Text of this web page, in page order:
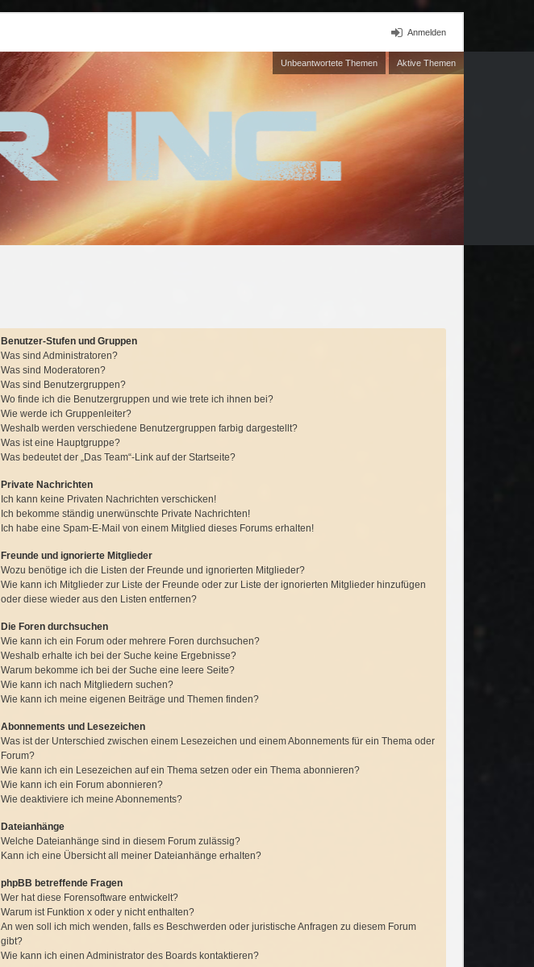
Anmelden
Unbeantwortete Themen Aktive Themen
Benutzer-Stufen und Gruppen
Was sind Administratoren?
Was sind Moderatoren?
Was sind Benutzergruppen?
Wo finde ich die Benutzergruppen und wie trete ich ihnen bei?
Wie werde ich Gruppenleiter?
Weshalb werden verschiedene Benutzergruppen farbig dargestellt?
Was ist eine Hauptgruppe?
Was bedeutet der „Das Team“-Link auf der Startseite?
Private Nachrichten
Ich kann keine Privaten Nachrichten verschicken!
Ich bekomme ständig unerwünschte Private Nachrichten!
Ich habe eine Spam-E-Mail von einem Mitglied dieses Forums erhalten!
Freunde und ignorierte Mitglieder
Wozu benötige ich die Listen der Freunde und ignorierten Mitglieder?
Wie kann ich Mitglieder zur Liste der Freunde oder zur Liste der ignorierten Mitglieder hinzufügen
oder diese wieder aus den Listen entfernen?
Die Foren durchsuchen
Wie kann ich ein Forum oder mehrere Foren durchsuchen?
Weshalb erhalte ich bei der Suche keine Ergebnisse?
Warum bekomme ich bei der Suche eine leere Seite?
Wie kann ich nach Mitgliedern suchen?
Wie kann ich meine eigenen Beiträge und Themen finden?
Abonnements und Lesezeichen
Was ist der Unterschied zwischen einem Lesezeichen und einem Abonnements für ein Thema oder
Forum?
Wie kann ich ein Lesezeichen auf ein Thema setzen oder ein Thema abonnieren?
Wie kann ich ein Forum abonnieren?
Wie deaktiviere ich meine Abonnements?
Dateianhänge
Welche Dateianhänge sind in diesem Forum zulässig?
Kann ich eine Übersicht all meiner Dateianhänge erhalten?
phpBB betreffende Fragen
Wer hat diese Forensoftware entwickelt?
Warum ist Funktion x oder y nicht enthalten?
An wen soll ich mich wenden, falls es Beschwerden oder juristische Anfragen zu diesem Forum
gibt?
Wie kann ich einen Administrator des Boards kontaktieren?